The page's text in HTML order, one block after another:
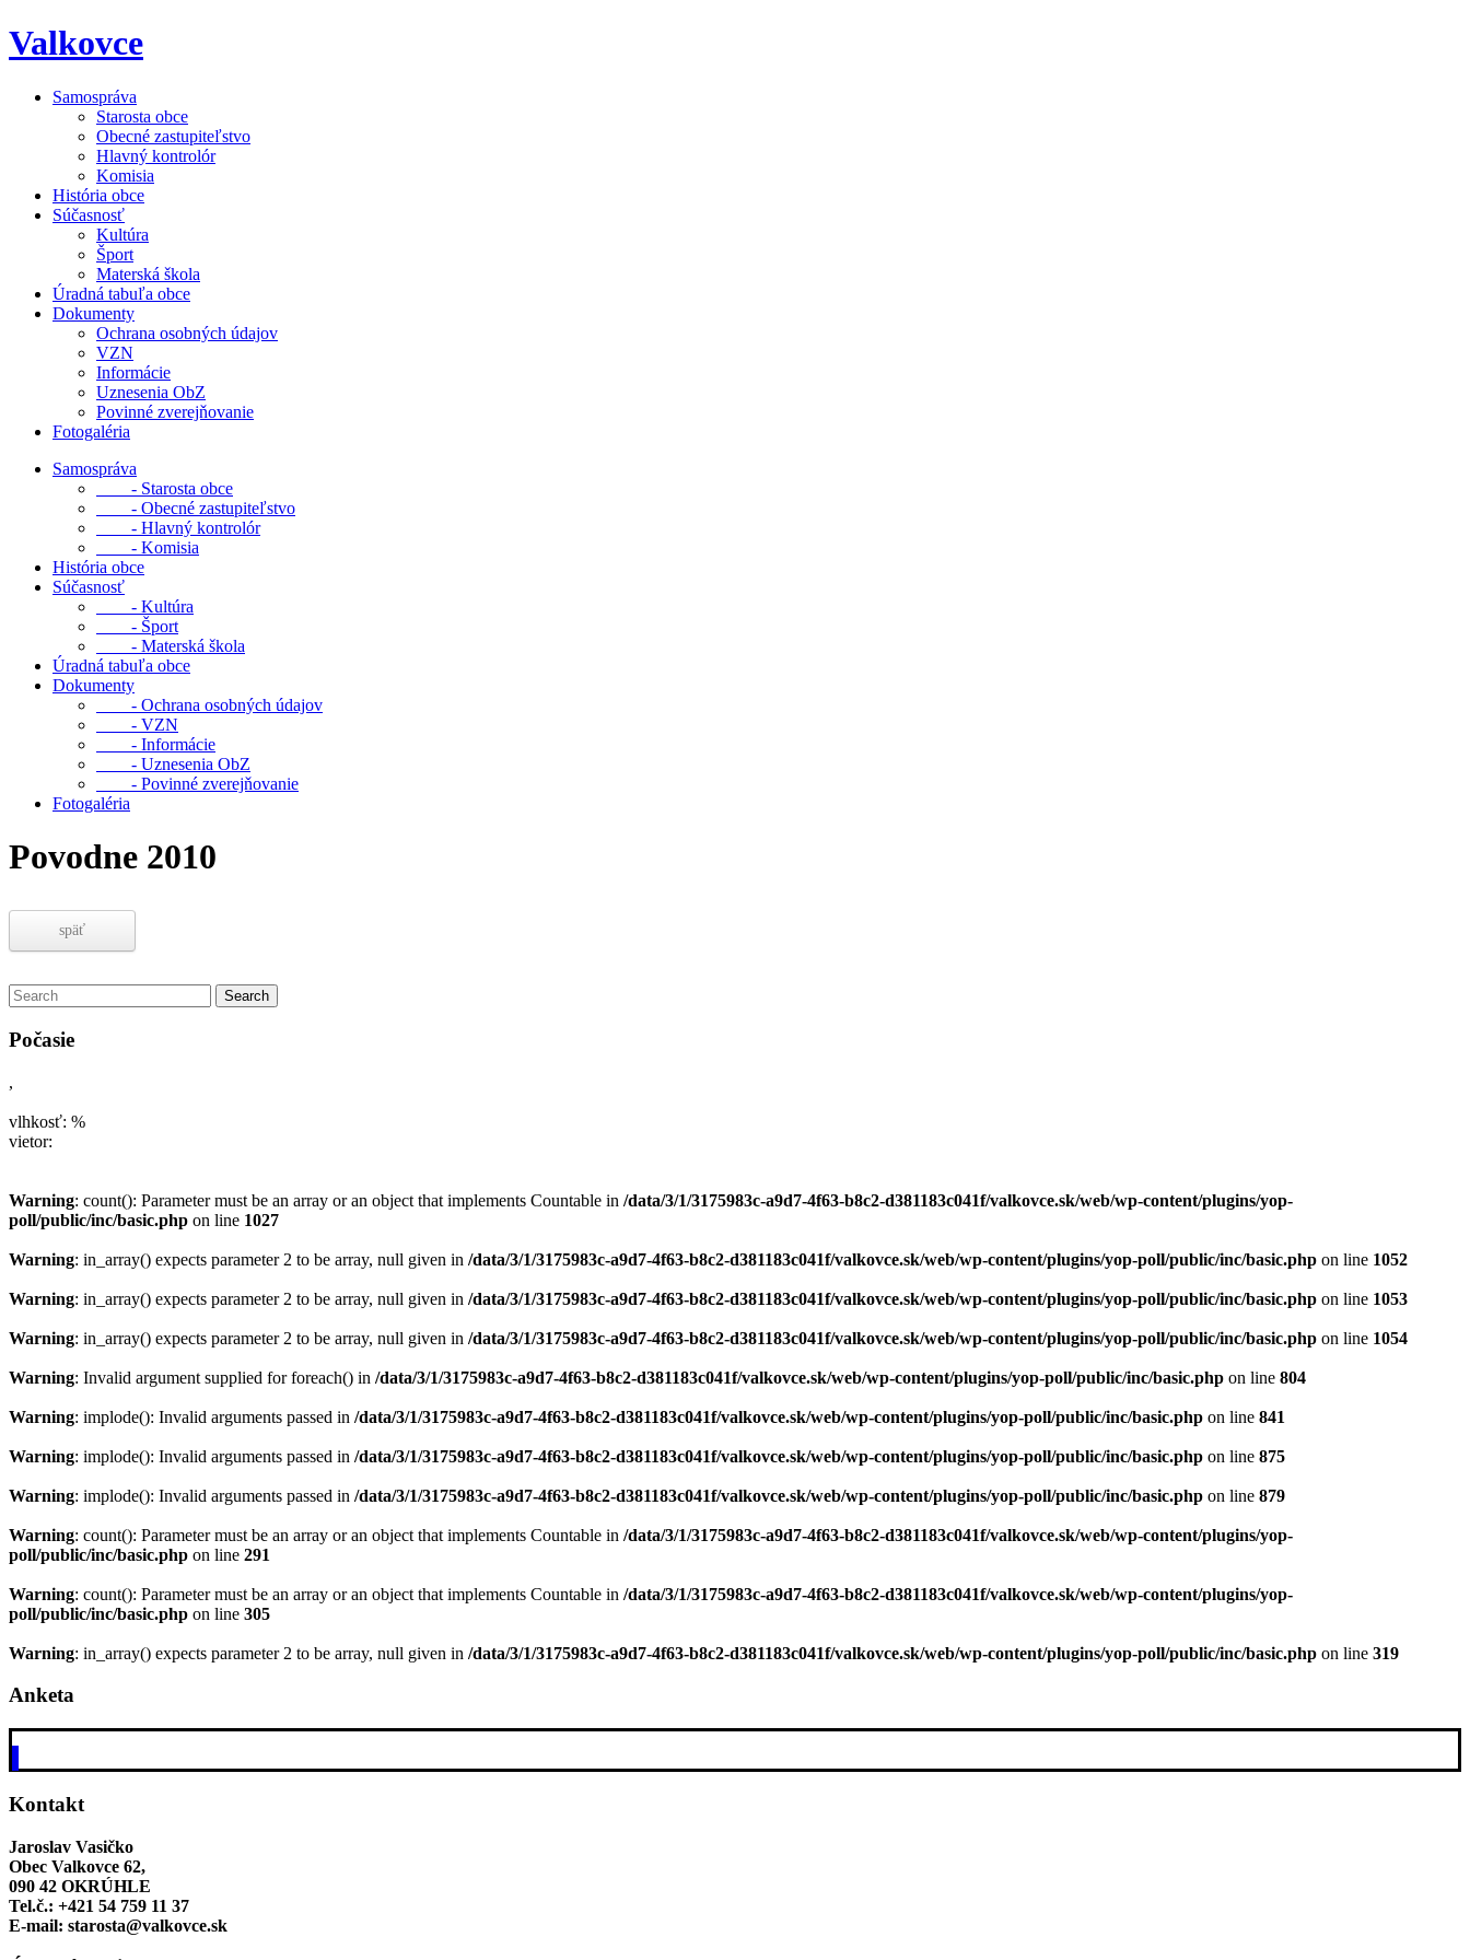
Skip
to
Valkovce
Samospráva
Starosta obce
Obecné zastupiteľstvo
Hlavný kontrolór
Komisia
História obce
Súčasnosť
Kultúra
Šport
Materská škola
Úradná tabuľa obce
Dokumenty
Ochrana osobných údajov
VZN
Informácie
Uznesenia ObZ
Povinné zverejňovanie
Fotogaléria
Samospráva
- Starosta obce
- Obecné zastupiteľstvo
- Hlavný kontrolór
- Komisia
História obce
Súčasnosť
- Kultúra
- Šport
- Materská škola
Úradná tabuľa obce
Dokumenty
- Ochrana osobných údajov
- VZN
- Informácie
- Uznesenia ObZ
- Povinné zverejňovanie
Fotogaléria
Povodne 2010
späť
Počasie
,
vlhkosť: %
vietor:
Warning: count(): Parameter must be an array or an object that implements Countable in /data/3/1/3175983c-a9d7-4f63-b8c2-d381183c041f/valkovce.sk/web/wp-content/plugins/yop-
poll/public/inc/basic.php on line 1027
Warning: in_array() expects parameter 2 to be array, null given in /data/3/1/3175983c-a9d7-4f63-b8c2-d381183c041f/valkovce.sk/web/wp-content/plugins/yop-poll/public/inc/basic.php on line 1052
Warning: in_array() expects parameter 2 to be array, null given in /data/3/1/3175983c-a9d7-4f63-b8c2-d381183c041f/valkovce.sk/web/wp-content/plugins/yop-poll/public/inc/basic.php on line 1053
Warning: in_array() expects parameter 2 to be array, null given in /data/3/1/3175983c-a9d7-4f63-b8c2-d381183c041f/valkovce.sk/web/wp-content/plugins/yop-poll/public/inc/basic.php on line 1054
Warning: Invalid argument supplied for foreach() in /data/3/1/3175983c-a9d7-4f63-b8c2-d381183c041f/valkovce.sk/web/wp-content/plugins/yop-poll/public/inc/basic.php on line 804
Warning: implode(): Invalid arguments passed in /data/3/1/3175983c-a9d7-4f63-b8c2-d381183c041f/valkovce.sk/web/wp-content/plugins/yop-poll/public/inc/basic.php on line 841
Warning: implode(): Invalid arguments passed in /data/3/1/3175983c-a9d7-4f63-b8c2-d381183c041f/valkovce.sk/web/wp-content/plugins/yop-poll/public/inc/basic.php on line 875
Warning: implode(): Invalid arguments passed in /data/3/1/3175983c-a9d7-4f63-b8c2-d381183c041f/valkovce.sk/web/wp-content/plugins/yop-poll/public/inc/basic.php on line 879
Warning: count(): Parameter must be an array or an object that implements Countable in /data/3/1/3175983c-a9d7-4f63-b8c2-d381183c041f/valkovce.sk/web/wp-content/plugins/yop-
poll/public/inc/basic.php on line 291
Warning: count(): Parameter must be an array or an object that implements Countable in /data/3/1/3175983c-a9d7-4f63-b8c2-d381183c041f/valkovce.sk/web/wp-content/plugins/yop-
poll/public/inc/basic.php on line 305
Warning: in_array() expects parameter 2 to be array, null given in /data/3/1/3175983c-a9d7-4f63-b8c2-d381183c041f/valkovce.sk/web/wp-content/plugins/yop-poll/public/inc/basic.php on line 319
Anketa
Kontakt
Jaroslav Vasičko
Obec Valkovce 62,
090 42 OKRÚHLE
Tel.č.: +421 54 759 11 37
E-mail: starosta@valkovce.sk